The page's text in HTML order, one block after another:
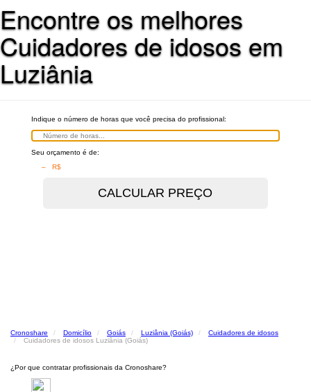
Encontre os melhores
Cuidadores de idosos em
Luziânia
Indique o número de horas que você precisa do profissional:
Seu orçamento é de:
– R$
Cronoshare Domicílio Goiás Luziânia (Goiás)
Cuidadores de idosos
Cuidadores de idosos Luziânia (Goiás)
¿Por que contratar profissionais da Cronoshare?